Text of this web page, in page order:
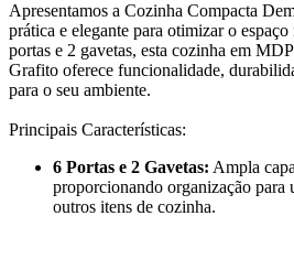
Apresentamos a Cozinha Compacta
prática e elegante para otimizar o
portas e 2 gavetas, esta cozinha em
Grafito oferece funcionalidade,
para o seu ambiente.
Principais Características:
6 Portas e 2 Gavetas: Ampla
proporcionando organização para
outros itens de cozinha.